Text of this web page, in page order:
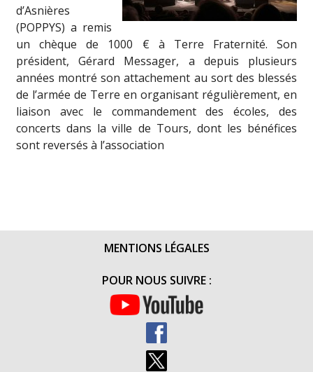
d’Asnières
(POPPYS) a remis
un chèque de 1000 € à Terre Fraternité. Son
président, Gérard Messager, a depuis plusieurs
années montré son attachement au sort des blessés
de l’armée de Terre en organisant régulièrement, en
liaison avec le commandement des écoles, des
concerts dans la ville de Tours, dont les bénéfices
sont reversés à l’association
MENTIONS LÉGALES
POUR NOUS SUIVRE :